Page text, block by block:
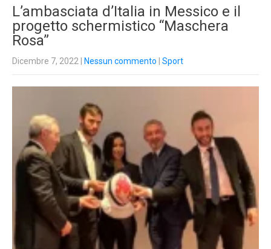
L’ambasciata d’Italia in Messico e il
progetto schermistico “Maschera
Rosa”
Dicembre 7, 2022 Nessun commento Sport